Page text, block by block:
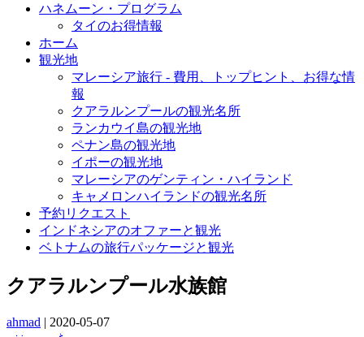
ハネムーン・プログラム
タイのお得情報
ホーム
観光地
マレーシア旅行 - 費用、トップヒント、お得な情
報
クアラルンプールの観光名所
ランカウイ島の観光地
ペナン島の観光地
イポーの観光地
マレーシアのゲンティン・ハイランド
キャメロンハイランドの観光名所
予約リクエスト
インドネシアのオファーと観光
ベトナムの旅行パッケージと観光
クアラルンプール水族館
ahmad | 2020-05-07